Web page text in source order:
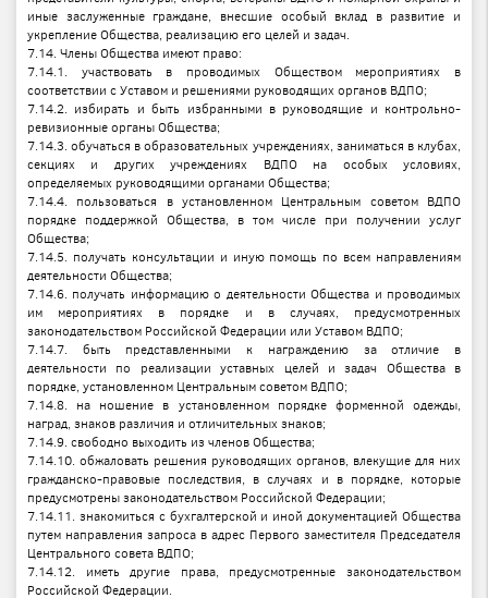
иные заслуженные граждане, внесшие особый вклад в развитие и
укрепление Общества, реализацию его целей и задач.
7.14. Члены Общества имеют право:
7.14.1. участвовать в проводимых Обществом мероприятиях в
соответствии с Уставом и решениями руководящих органов ВДПО;
7.14.2. избирать и быть избранными в руководящие и контрольно-
ревизионные органы Общества;
7.14.3. обучаться в образовательных учреждениях, заниматься в клубах,
секциях и других учреждениях ВДПО на особых условиях,
определяемых руководящими органами Общества;
7.14.4. пользоваться в установленном Центральным советом ВДПО
порядке поддержкой Общества, в том числе при получении услуг
Общества;
7.14.5. получать консультации и иную помощь по всем направлениям
деятельности Общества;
7.14.6. получать информацию о деятельности Общества и проводимых
им мероприятиях в порядке и в случаях, предусмотренных
законодательством Российской Федерации или Уставом ВДПО;
7.14.7. быть представленными к награждению за отличие в
деятельности по реализации уставных целей и задач Общества в
порядке, установленном Центральным советом ВДПО;
7.14.8. на ношение в установленном порядке форменной одежды,
наград, знаков различия и отличительных знаков;
7.14.9. свободно выходить из членов Общества;
7.14.10. обжаловать решения руководящих органов, влекущие для них
гражданско-правовые последствия, в случаях и в порядке, которые
предусмотрены законодательством Российской Федерации;
7.14.11. знакомиться с бухгалтерской и иной документацией Общества
путем направления запроса в адрес Первого заместителя Председателя
Центрального совета ВДПО;
7.14.12. иметь другие права, предусмотренные законодательством
Российской Федерации.